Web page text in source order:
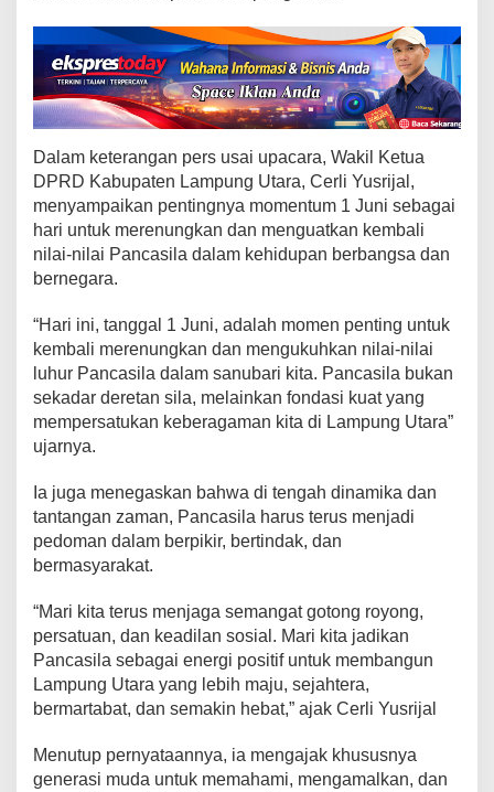
n
g
U
t
a
r
a
r
l
u
s
r
i
j
S
r
u
n
G
o
t
o
g
Dalam keterangan pers usai upacara, Wakil Ketua
DPRD Kabupaten Lampung Utara, Cerli Yusrijal,
menyampaikan pentingnya momentum 1 Juni sebagai
hari untuk merenungkan dan menguatkan kembali
nilai-nilai Pancasila dalam kehidupan berbangsa dan
bernegara.
“Hari ini, tanggal 1 Juni, adalah momen penting untuk
kembali merenungkan dan mengukuhkan nilai-nilai
luhur Pancasila dalam sanubari kita. Pancasila bukan
sekadar deretan sila, melainkan fondasi kuat yang
mempersatukan keberagaman kita di Lampung Utara”
ujarnya.
Ia juga menegaskan bahwa di tengah dinamika dan
tantangan zaman, Pancasila harus terus menjadi
pedoman dalam berpikir, bertindak, dan
bermasyarakat.
“Mari kita terus menjaga semangat gotong royong,
persatuan, dan keadilan sosial. Mari kita jadikan
Pancasila sebagai energi positif untuk membangun
Lampung Utara yang lebih maju, sejahtera,
bermartabat, dan semakin hebat,” ajak Cerli Yusrijal
Menutup pernyataannya, ia mengajak khususnya
generasi muda untuk memahami, mengamalkan, dan